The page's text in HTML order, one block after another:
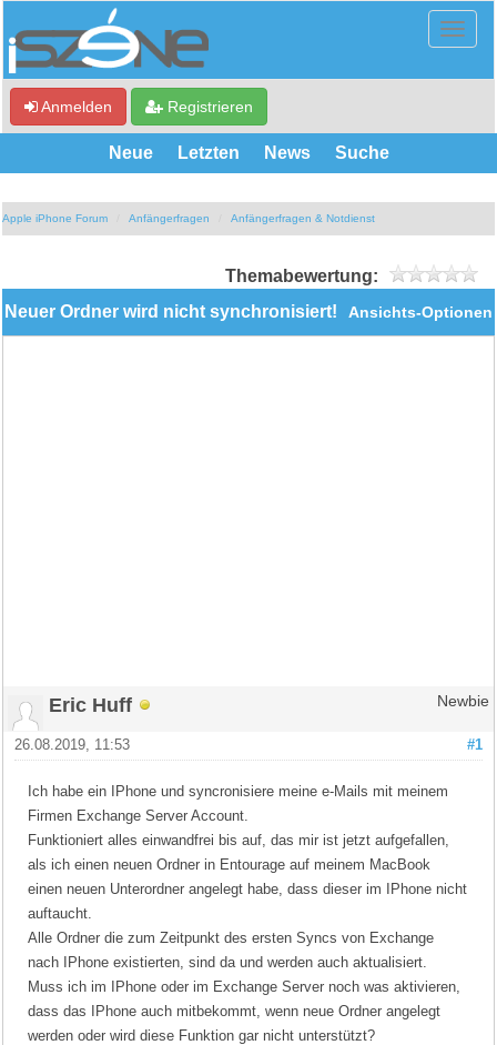
Anmelden Registrieren
Neue Letzten News Suche
Apple iPhone Forum Anfängerfragen Anfängerfragen & Notdienst
Themabewertung:
Ansichts-Optionen
Neuer Ordner wird nicht synchronisiert!
Eric Huff Newbie
#1
26.08.2019, 11:53
Ich habe ein IPhone und syncronisiere meine e-Mails mit meinem
Firmen Exchange Server Account.
Funktioniert alles einwandfrei bis auf, das mir ist jetzt aufgefallen,
als ich einen neuen Ordner in Entourage auf meinem MacBook
einen neuen Unterordner angelegt habe, dass dieser im IPhone nicht
auftaucht.
Alle Ordner die zum Zeitpunkt des ersten Syncs von Exchange
nach IPhone existierten, sind da und werden auch aktualisiert.
Muss ich im IPhone oder im Exchange Server noch was aktivieren,
dass das IPhone auch mitbekommt, wenn neue Ordner angelegt
werden oder wird diese Funktion gar nicht unterstützt?